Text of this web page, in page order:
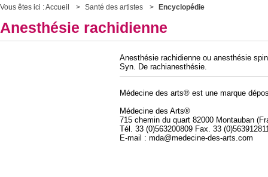
Vous êtes ici :Accueil Santé des artistes Encyclopédie
Anesthésie rachidienne
Anesthésie rachidienne ou anesthésie
Syn. De rachianesthésie.
Médecine des arts® est une marque
Médecine des Arts®
715 chemin du quart 82000 Montauban
Tél. 33 (0)563200809 Fax. 33
E-mail : mda@medecine-des-arts.com